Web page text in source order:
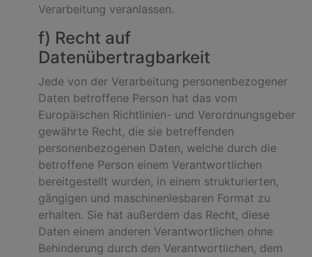
Verarbeitung veranlassen.
f) Recht auf
Datenübertragbarkeit
Jede von der Verarbeitung personenbezogener
Daten betroffene Person hat das vom
Europäischen Richtlinien- und Verordnungsgeber
gewährte Recht, die sie betreffenden
personenbezogenen Daten, welche durch die
betroffene Person einem Verantwortlichen
bereitgestellt wurden, in einem strukturierten,
gängigen und maschinenlesbaren Format zu
erhalten. Sie hat außerdem das Recht, diese
Daten einem anderen Verantwortlichen ohne
Behinderung durch den Verantwortlichen, dem